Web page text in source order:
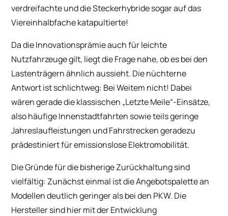
verdreifachte und die Steckerhybride sogar auf das
Viereinhalbfache katapultierte!
Da die Innovationsprämie auch für leichte
Nutzfahrzeuge gilt, liegt die Frage nahe, ob es bei den
Lastenträgern ähnlich aussieht. Die nüchterne
Antwort ist schlichtweg: Bei Weitem nicht! Dabei
wären gerade die klassischen „Letzte Meile“-Einsätze,
also häufige Innenstadtfahrten sowie teils geringe
Jahreslaufleistungen und Fahrstrecken geradezu
prädestiniert für emissionslose Elektromobilität.
Die Gründe für die bisherige Zurückhaltung sind
vielfältig: Zunächst einmal ist die Angebotspalette an
Modellen deutlich geringer als bei den PKW. Die
Hersteller sind hier mit der Entwicklung